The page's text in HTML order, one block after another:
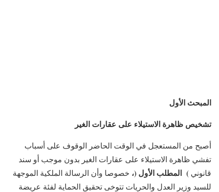
المبحث الأول
تشخيص ظاهرة الاستيلاء على عقارات الغير
أصبح من المستعجل في الوقت الحاضر الوقوف على أسباب
تفشي ظاهرة الاستيلاء على عقارات الغير بدون موجب أو سند
قانوني ) المطلب الأول (، خصوصا وأن الرسالة الملكية الموجهة
للسيد وزير العدل والحريات تتوخى تحقيق الحماية لفئة عريضة